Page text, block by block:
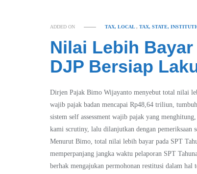
ADDED ON TAX, LOCAL,TAX, STATE,
Nilai Lebih
DJP Bersiap
Dirjen Pajak Bimo Wijayanto menyebut total nilai
wajib pajak badan mencapai Rp48,64 triliun,
sistem self assessment wajib pajak yang
kami scrutiny, lalu dilanjutkan dengan
Menurut Bimo, total nilai lebih bayar pada SPT
memperpanjang jangka waktu pelaporan SPT
berhak mengajukan permohonan restitusi dalam hal